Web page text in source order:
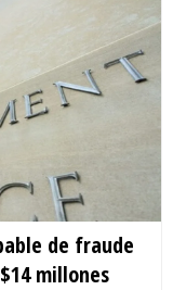
de fraude
millones